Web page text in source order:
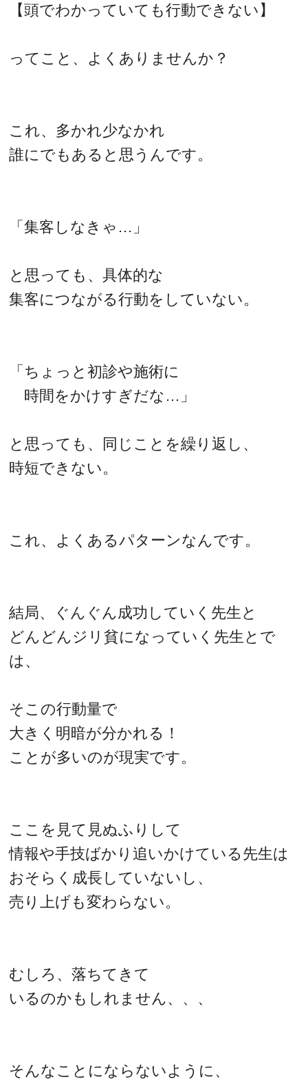
【頭でわかっていても行動できない】
ってこと、よくありませんか？
これ、多かれ少なかれ
誰にでもあると思うんです。
「集客しなきゃ…」
と思っても、具体的な
集客につながる行動をしていない。
「ちょっと初診や施術に
時間をかけすぎだな…」
と思っても、同じことを繰り返し、
時短できない。
これ、よくあるパターンなんです。
結局、ぐんぐん成功していく先生と
どんどんジリ貧になっていく先生とで
は、
そこの行動量で
大きく明暗が分かれる！
ことが多いのが現実です。
ここを見て見ぬふりして
情報や手技ばかり追いかけている先生は
おそらく成長していないし、
売り上げも変わらない。
むしろ、落ちてきて
いるのかもしれません、、、
そんなことにならないように、